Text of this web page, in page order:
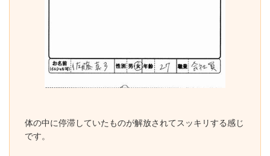
体の中に停滞していたものが解放されてスッキリする感じ
です。